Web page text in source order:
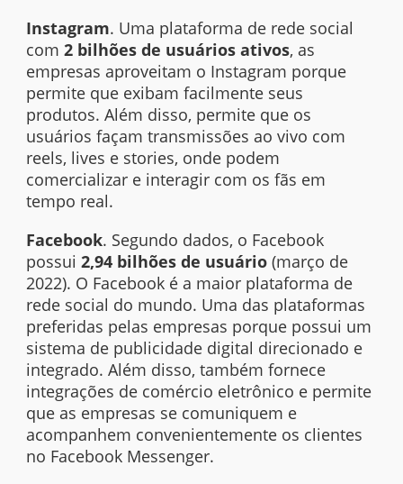
Instagram. Uma plataforma de rede social
com2 bilhões de usuários ativos, as
empresas aproveitam o Instagram porque
permite que exibam facilmente seus
produtos. Além disso, permite que os
usuários façam transmissões ao vivo com
reels, lives e stories, onde podem
comercializar e interagir com os fãs em
tempo real.
Facebook. Segundo dados, o Facebook
possui2,94 bilhões de usuário(março de
2022). O Facebook é a maior plataforma de
rede social do mundo. Uma das plataformas
preferidas pelas empresas porque possui um
sistema de publicidade digital direcionado e
integrado. Além disso, também fornece
integrações de comércio eletrônico e permite
que as empresas se comuniquem e
acompanhem convenientemente os clientes
no Facebook Messenger.